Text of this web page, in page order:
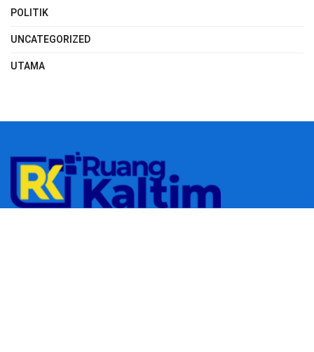
POLITIK
UNCATEGORIZED
UTAMA